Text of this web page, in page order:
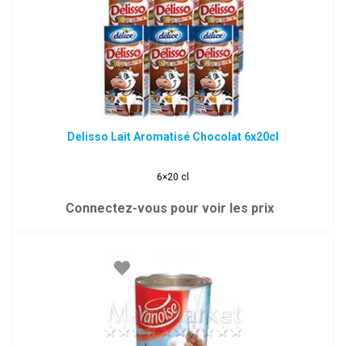
Delisso Lait Aromatisé Chocolat 6x20cl
6×20 cl
Connectez-vous pour voir les prix